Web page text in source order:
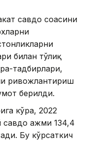
савдо соҳасини
билан тўлиқ
тадбирлари,
ривожлантириш
берилди.
кўра, 2022
ҳажми 134,4
Бу кўрсаткич